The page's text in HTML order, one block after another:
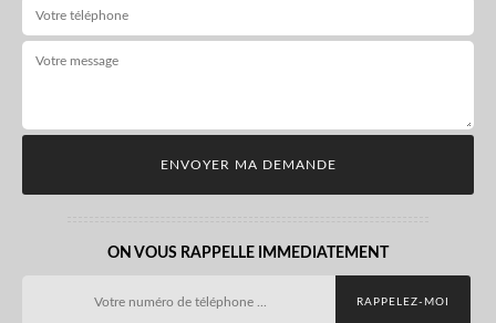
ON VOUS RAPPELLE IMMEDIATEMENT